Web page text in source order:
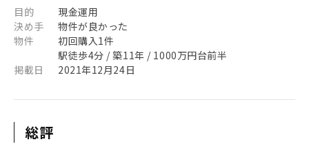
目的
現金運用
決め手
物件が良かった
物件
初回購入1件
駅徒歩4分 / 築11年 / 1000万円台前半
掲載日
2021年12月24日
総評